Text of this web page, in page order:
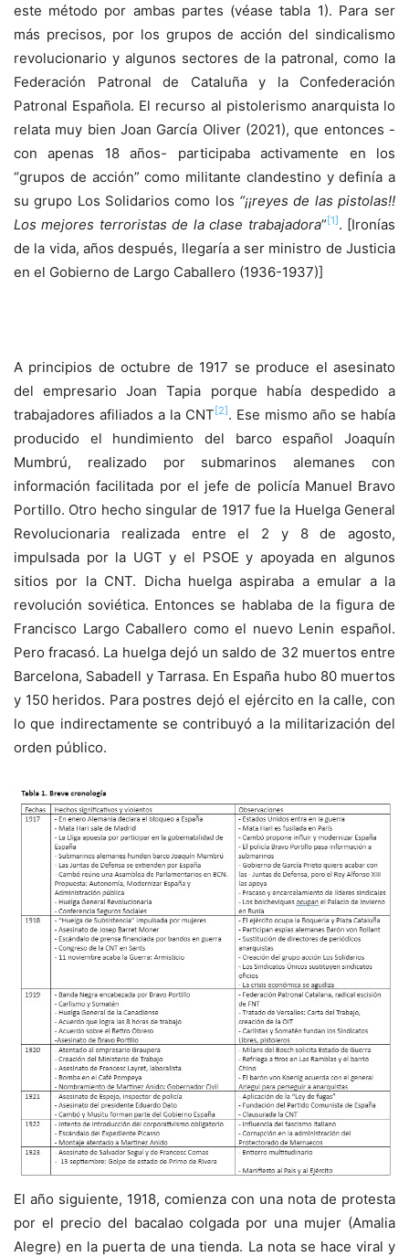
este método por ambas partes (véase tabla 1). Para ser
más precisos, por los grupos de acción del sindicalismo
revolucionario y algunos sectores de la patronal, como la
Federación Patronal de Cataluña y la Confederación
Patronal Española. El recurso al pistolerismo anarquista lo
relata muy bien Joan García Oliver (2021), que entonces -
con apenas 18 años- participaba activamente en los
“grupos de acción” como militante clandestino y definía a
su grupo Los Solidarios como los “¡¡reyes de las pistolas!!
Los mejores terroristas de la clase trabajadora”[1]. [Ironías
de la vida, años después, llegaría a ser ministro de Justicia
en el Gobierno de Largo Caballero (1936-1937)]
A principios de octubre de 1917 se produce el asesinato
del empresario Joan Tapia porque había despedido a
trabajadores afiliados a la CNT[2]. Ese mismo año se había
producido el hundimiento del barco español Joaquín
Mumbrú, realizado por submarinos alemanes con
información facilitada por el jefe de policía Manuel Bravo
Portillo. Otro hecho singular de 1917 fue la Huelga General
Revolucionaria realizada entre el 2 y 8 de agosto,
impulsada por la UGT y el PSOE y apoyada en algunos
sitios por la CNT. Dicha huelga aspiraba a emular a la
revolución soviética. Entonces se hablaba de la figura de
Francisco Largo Caballero como el nuevo Lenin español.
Pero fracasó. La huelga dejó un saldo de 32 muertos entre
Barcelona, Sabadell y Tarrasa. En España hubo 80 muertos
y 150 heridos. Para postres dejó el ejército en la calle, con
lo que indirectamente se contribuyó a la militarización del
orden público.
El año siguiente, 1918, comienza con una nota de protesta
por el precio del bacalao colgada por una mujer (Amalia
Alegre) en la puerta de una tienda. La nota se hace viral y